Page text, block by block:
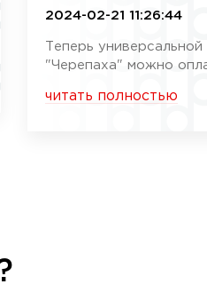
2024-02-21 11:26:44
Теперь универсальной
"Черепаха" можно
читать полностью